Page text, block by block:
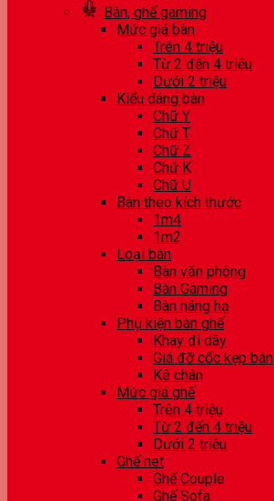
Bàn, ghế gaming
Mức giá bàn
Trên 4 triệu
Từ 2 đến 4 triệu
Dưới 2 triệu
Kiểu dáng bàn
Chữ Y
Chữ T
Chữ Z
Chữ K
Chữ U
Bàn theo kích thước
1m4
1m2
Loại bàn
Bàn văn phòng
Bàn Gaming
Bàn nâng hạ
Phụ kiện bàn ghế
Khay đi dây
Giá đỡ cốc kẹp bàn
Kê chân
Mức giá ghế
Trên 4 triệu
Từ 2 đến 4 triệu
Dưới 2 triệu
Ghế net
Ghế Couple
Ghế Sofa